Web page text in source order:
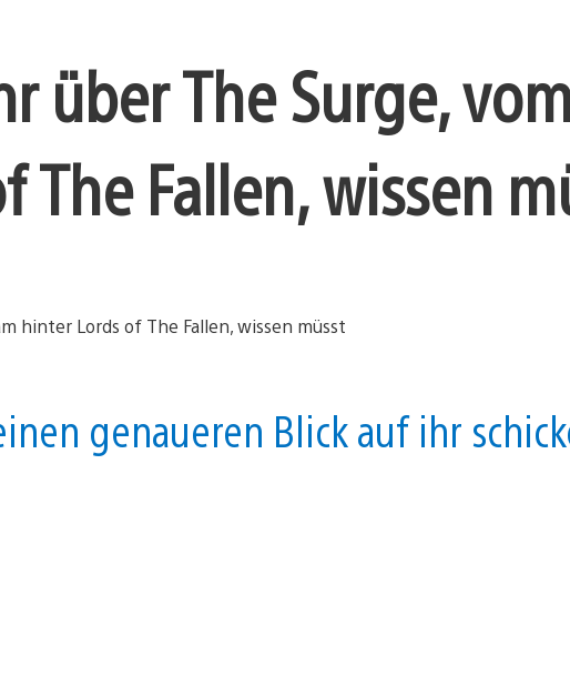
über The Surge,
The Fallen, wissen
genaueren Blick auf ihr